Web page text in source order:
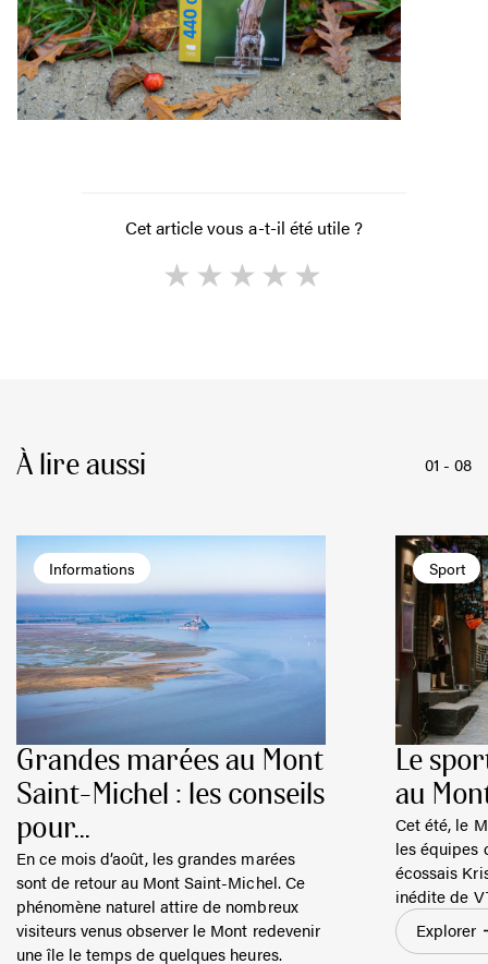
Cet article vous a-t-il été utile ?
4
3
2
1
À lire aussi
Informations
Grandes marées au Mont
Saint-Michel : les conseils
pour...
En ce mois d’août, les grandes marées
sont de retour au Mont Saint-Michel. Ce
phénomène naturel attire de nombreux
visiteurs venus observer le Mont redevenir
une île le temps de quelques heures.
Sport
Le
au
Cet été, le
les équipes
écossais
inédite de
Explorer
01 - 08